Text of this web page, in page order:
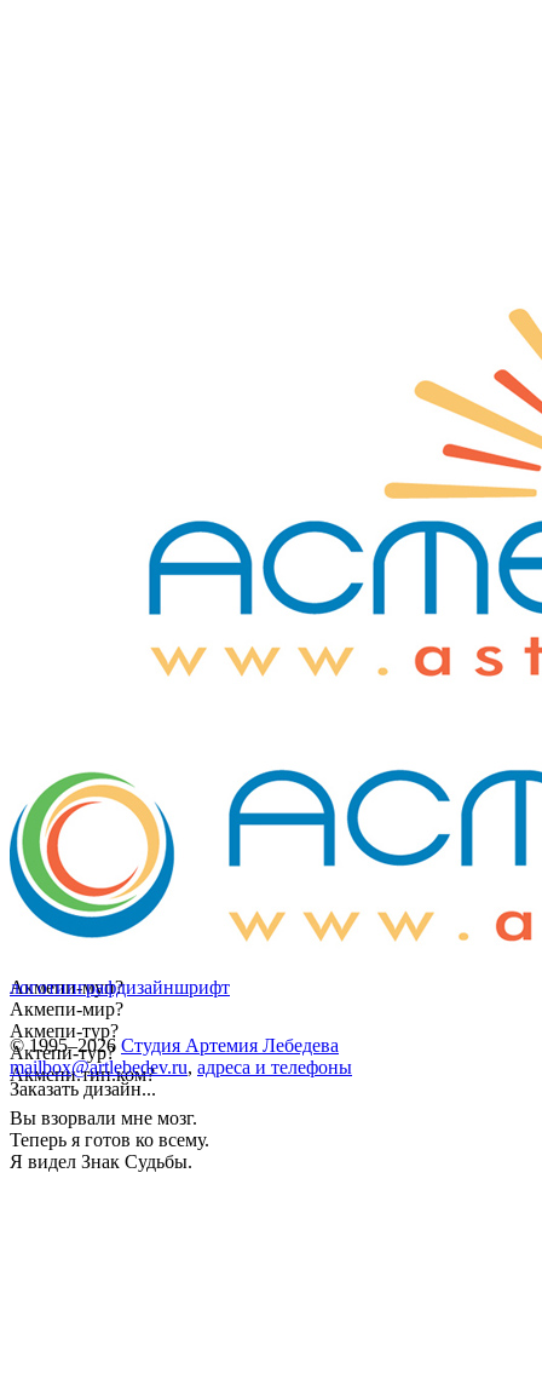
Акмепи-муп?
Акмепи-мир?
Акмепи-тур?
Актепи-тур?
Акмепи.тип.ком?
Вы взорвали мне мозг.
Теперь я готов ко всему.
Я видел Знак Судьбы.
логотипграфдизайншрифт
© 1995–2026 Студия Артемия Лебедева
mailbox@artlebedev.ru, адреса и телефоны
Заказать дизайн...